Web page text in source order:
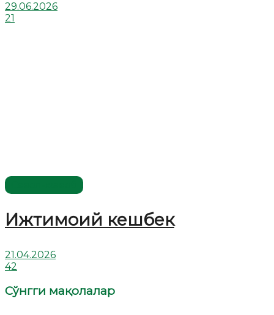
29.06.2026
21
Ижтимоий кешбек
21.04.2026
42
Сўнгги мақолалар